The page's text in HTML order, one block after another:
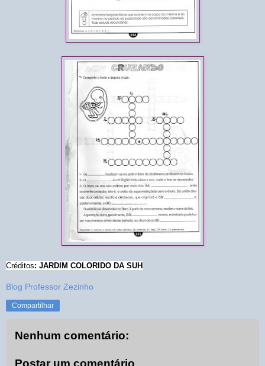
Créditos: JARDIM COLORIDO DA SUH
Blog Professor Zezinho
Compartilhar
Nenhum comentário: